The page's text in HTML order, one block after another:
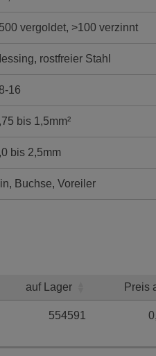
vergoldet, >100 verzinnt
rostfreier Stahl
16
bis 1,5mm²
bis 2,5mm
Buchse, Voreiler
auf Lager Preis
554591